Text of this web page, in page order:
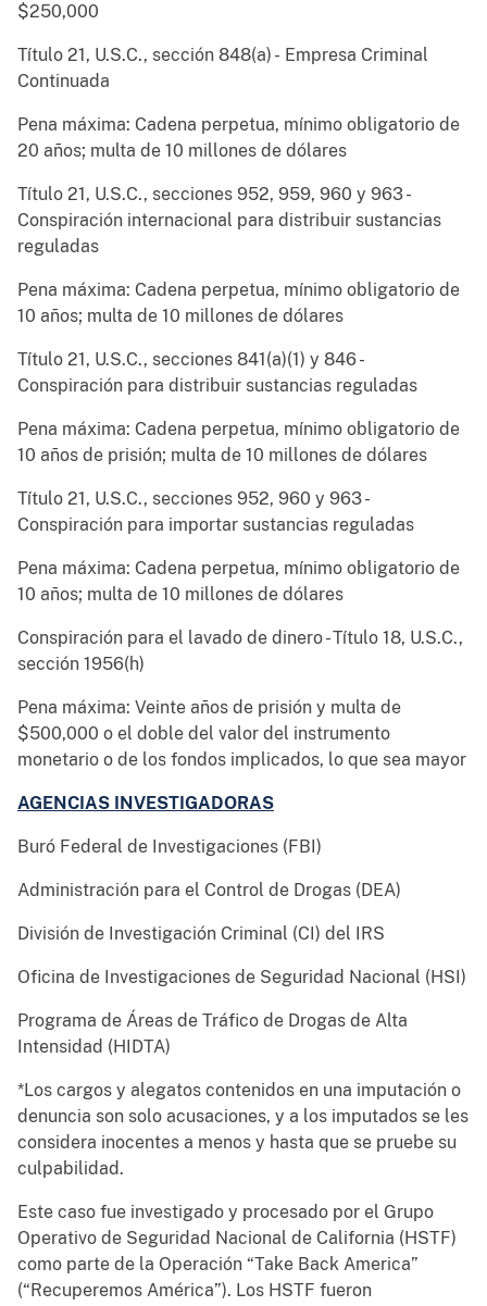
$250,000
Título 21, U.S.C., sección 848(a) - Empresa Criminal
Continuada
Pena máxima: Cadena perpetua, mínimo obligatorio de
20 años; multa de 10 millones de dólares
Título 21, U.S.C., secciones 952, 959, 960 y 963 -
Conspiración internacional para distribuir sustancias
reguladas
Pena máxima: Cadena perpetua, mínimo obligatorio de
10 años; multa de 10 millones de dólares
Título 21, U.S.C., secciones 841(a)(1) y 846 -
Conspiración para distribuir sustancias reguladas
Pena máxima: Cadena perpetua, mínimo obligatorio de
10 años de prisión; multa de 10 millones de dólares
Título 21, U.S.C., secciones 952, 960 y 963 -
Conspiración para importar sustancias reguladas
Pena máxima: Cadena perpetua, mínimo obligatorio de
10 años; multa de 10 millones de dólares
Conspiración para el lavado de dinero - Título 18, U.S.C.,
sección 1956(h)
Pena máxima: Veinte años de prisión y multa de
$500,000 o el doble del valor del instrumento
monetario o de los fondos implicados, lo que sea mayor
AGENCIAS INVESTIGADORAS
Buró Federal de Investigaciones (FBI)
Administración para el Control de Drogas (DEA)
División de Investigación Criminal (CI) del IRS
Oficina de Investigaciones de Seguridad Nacional (HSI)
Programa de Áreas de Tráfico de Drogas de Alta
Intensidad (HIDTA)
*Los cargos y alegatos contenidos en una imputación o
denuncia son solo acusaciones, y a los imputados se les
considera inocentes a menos y hasta que se pruebe su
culpabilidad.
Este caso fue investigado y procesado por el Grupo
Operativo de Seguridad Nacional de California (HSTF)
como parte de la Operación “Take Back America”
(“Recuperemos América”). Los HSTF fueron